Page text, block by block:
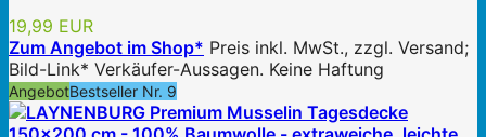
19,99 EUR
Zum Angebot im Shop* Preis inkl. MwSt., zzgl. Versand;
Bild-Link* Verkäufer-Aussagen. Keine Haftung
AngebotBestseller Nr. 9